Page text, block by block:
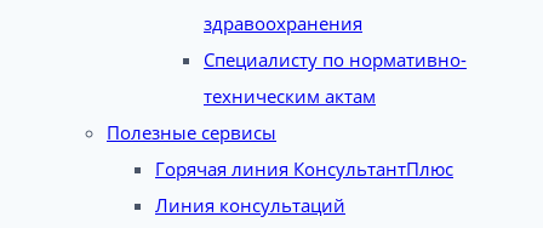
здравоохранения
Специалисту по нормативно-
техническим актам
Полезные сервисы
Горячая линия КонсультантПлюс
Линия консультаций